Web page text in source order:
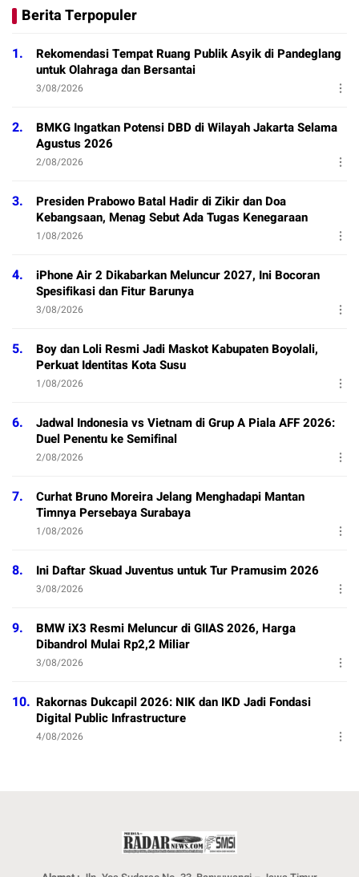
Berita Terpopuler
1.
Rekomendasi Tempat Ruang Publik Asyik di Pandeglang
untuk Olahraga dan Bersantai
3/08/2026
2.
BMKG Ingatkan Potensi DBD di Wilayah Jakarta Selama
Agustus 2026
2/08/2026
3.
Presiden Prabowo Batal Hadir di Zikir dan Doa
Kebangsaan, Menag Sebut Ada Tugas Kenegaraan
1/08/2026
4.
iPhone Air 2 Dikabarkan Meluncur 2027, Ini Bocoran
Spesifikasi dan Fitur Barunya
3/08/2026
5.
Boy dan Loli Resmi Jadi Maskot Kabupaten Boyolali,
Perkuat Identitas Kota Susu
1/08/2026
6.
Jadwal Indonesia vs Vietnam di Grup A Piala AFF 2026:
Duel Penentu ke Semifinal
2/08/2026
7.
Curhat Bruno Moreira Jelang Menghadapi Mantan
Timnya Persebaya Surabaya
1/08/2026
8. Ini Daftar Skuad Juventus untuk Tur Pramusim 2026
3/08/2026
9.
BMW iX3 Resmi Meluncur di GIIAS 2026, Harga
Dibandrol Mulai Rp2,2 Miliar
3/08/2026
10. Rakornas Dukcapil 2026: NIK dan IKD Jadi Fondasi
Digital Public Infrastructure
4/08/2026